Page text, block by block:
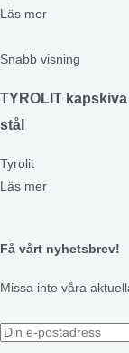
Läs mer
Snabb visning
TYROLIT
stål
Tyrolit
Läs mer
Få vårt nyhetsbrev!
Missa inte våra